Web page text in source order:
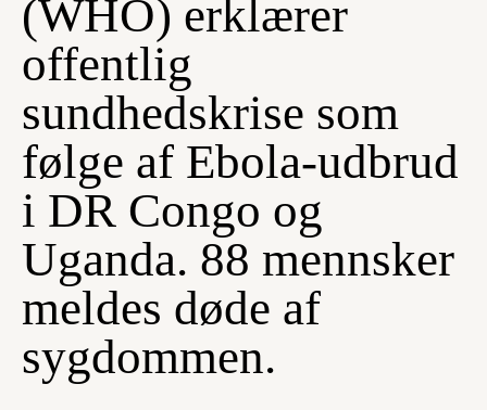
Søg
Min side
Log ind
(WHO) erklærer
offentlig
sundhedskrise som
følge af Ebola-udbrud
i DR Congo og
Uganda. 88 mennsker
meldes døde af
sygdommen.